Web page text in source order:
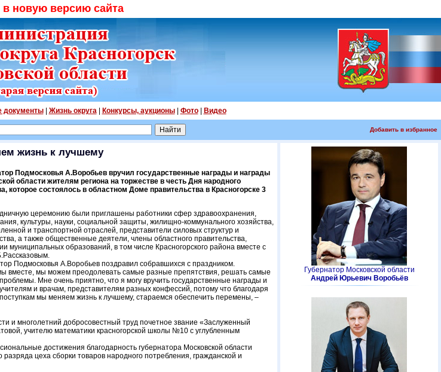
в новую версию сайта
документы| Жизнь округа| Конкурсы, аукционы| Фото| Видео
Добавить в избранное
жизнь к лучшему
Подмосковья А.Воробьев вручил государственные награды и награды
области жителям региона на торжестве в честь Дня народного
которое состоялось в областном Доме правительства в Красногорске 3
церемонию были приглашены работники сфер здравоохранения,
культуры, науки, социальной защиты, жилищно-коммунального хозяйства,
и транспортной отраслей, представители силовых структур и
а также общественные деятели, члены областного правительства,
муниципальных образований, в том числе Красногорского района вместе с
Подмосковья А.Воробьев поздравил собравшихся с праздником.
вместе, мы можем преодолевать самые разные препятствия, решать самые
Мне очень приятно, что я могу вручить государственные награды и
и врачам, представителям разных конфессий, потому что благодаря
мы меняем жизнь к лучшему, стараемся обеспечить перемены, –
и многолетний добросовестный труд почетное звание «Заслуженный
учителю математики красногорской школы №10 с углубленным
достижения благодарность губернатора Московской области
цеха сборки товаров народного потребления, гражданской и
Губернатор Московской области
Андрей Юрьевич Воробьёв